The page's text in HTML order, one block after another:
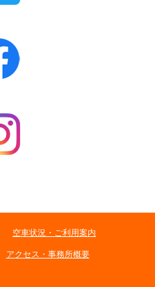
空車状況・ご利用案内
アクセス・事務所概要